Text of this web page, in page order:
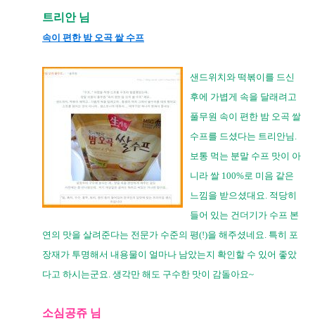
트리안 님
속이 편한 밤 오곡 쌀 수프
샌드위치와 떡볶이를 드신
후에 가볍게 속을 달래려고
풀무원 속이 편한 밤 오곡 쌀
수프를 드셨다는 트리안님.
보통 먹는 분말 수프 맛이 아
니라 쌀 100%로 미음 같은
느낌을 받으셨대요. 적당히
들어 있는 건더기가 수프 본
연의 맛을 살려준다는 전문가 수준의 평(!)을 해주셨네요. 특히 포
장재가 투명해서 내용물이 얼마나 남았는지 확인할 수 있어 좋았
다고 하시는군요. 생각만 해도 구수한 맛이 감돌아요~
소심공쥬 님